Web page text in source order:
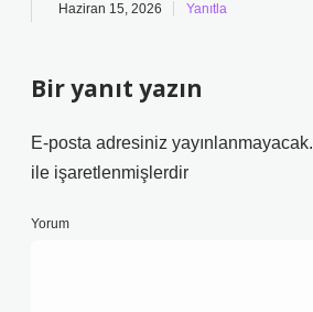
Haziran 15, 2026 Yanıtla
Bir yanıt yazın
E-posta adresiniz yayınlanmayacak.
ile işaretlenmişlerdir
Yorum